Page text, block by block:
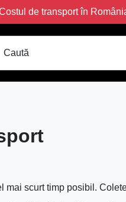
de transport în
Caută
mai scurt timp posibil.